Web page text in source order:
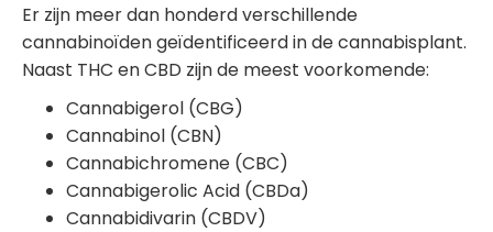
Er zijn meer dan honderd verschillende
cannabinoïden geïdentificeerd in de cannabisplant.
Naast THC en CBD zijn de meest voorkomende:
Cannabigerol (CBG)
Cannabinol (CBN)
Cannabichromene (CBC)
Cannabigerolic Acid (CBDa)
Cannabidivarin (CBDV)